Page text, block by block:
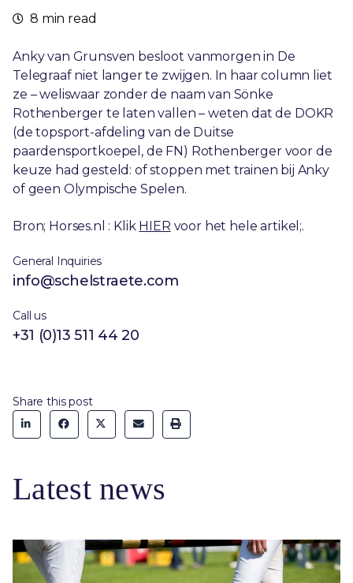
8 min read
Anky van Grunsven besloot vanmorgen in De
Telegraaf niet langer te zwijgen. In haar column liet
ze – weliswaar zonder de naam van Sönke
Rothenberger te laten vallen – weten dat de DOKR
(de topsport-afdeling van de Duitse
paardensportkoepel, de FN) Rothenberger voor de
keuze had gesteld: of stoppen met trainen bij Anky
of geen Olympische Spelen.
Bron; Horses.nl : Klik HIER voor het hele artikel;.
General Inquiries
info@schelstraete.com
Call us
+31 (0)13 511 44 20
Share this post
Latest news